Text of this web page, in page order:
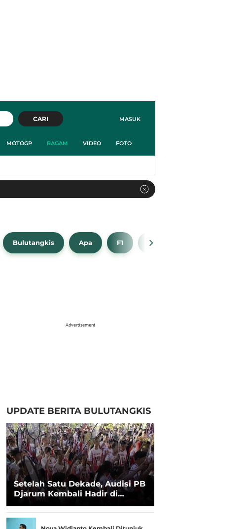
MASUK
CARI
MOTOGP RAGAM VIDEO FOTO
Bulutangkis Apa F1 NBA
Advertisement
UPDATE BERITA BULUTANGKIS
Setelah Satu Dekade, Audisi PB
Djarum Kembali Hadir di
Talenta Super